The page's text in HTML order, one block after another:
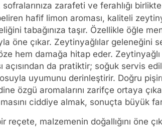
zarafeti ve ferahlığı
hafif limon aroması, kaliteli
tabağınıza taşır. Özellikle öğle
öne çıkar. Zeytinyağlılar geleneğini
hem damağa hitap eder.
açısından da pratiktir; soğuk servis
uyumunu derinleştirir. Doğru
özgü aromalarını zarifçe ortaya
ciddiye almak, sonuçta büyük
reçete, malzemenin doğallığını öne